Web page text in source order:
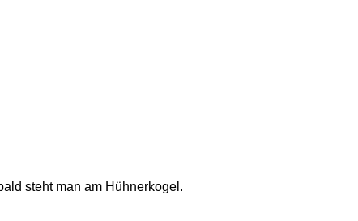
steht man am Hühnerkogel.